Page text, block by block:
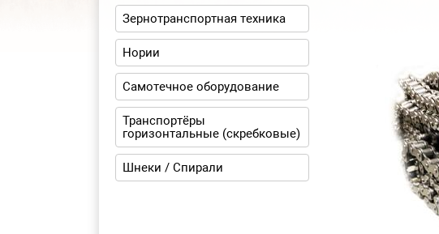
Зернотранспортная техника
Нории
Самотечное оборудование
Транспортёры
горизонтальные (скребковые)
Шнеки / Спирали